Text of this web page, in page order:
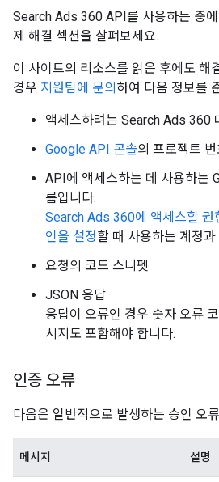
Search Ads 360 API를 사용하는 중
제 해결 섹션을 살펴보세요.
이 사이트의 리소스를 읽은 후에도 해
경우 지원팀에 문의 하여 다음 정보를
액세스하려는 Search Ads 360
Google API 콘솔의 프로젝트 번
API에 액세스하는 데 사용하는
름입니다.
Search Ads 360에 액세스할 권
인을 설정할 때 사용하는 계정과
요청의 코드 스니펫
JSON 응답
응답이 오류인 경우 숫자 오류
시지도 포함해야 합니다.
인증 오류
다음은 일반적으로 발생하는 승인 오
메시지 설명